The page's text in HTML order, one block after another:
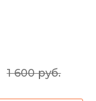
1 600 руб.